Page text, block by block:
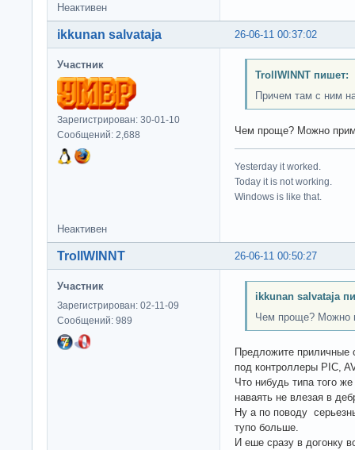
Неактивен
26-06-11 00:37:02
ikkunan salvataja
Участник
Зарегистрирован: 30-01-10
Сообщений: 2,688
TrollWINNT пишет:
Причем там с ним
Чем проще? Можно
Yesterday it worked.
Today it is not working.
Windows is like that.
Неактивен
26-06-11 00:50:27
TrollWINNT
Участник
Зарегистрирован: 02-11-09
Сообщений: 989
ikkunan salvataja
Чем проще? Можно
Предложите приличные
под контроллеры PIC,
Что нибудь типа того
наваять не влезая в
Ну а по поводу
тупо больше.
И еше сразу в догонку